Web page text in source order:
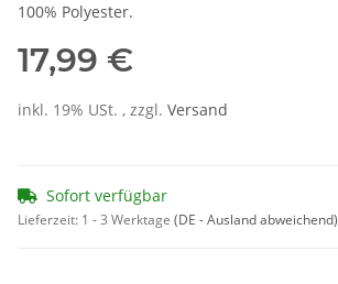
100% Polyester.
17,99 €
inkl. 19% USt. , zzgl. Versand
Sofort verfügbar
Lieferzeit: 1 - 3 Werktage (DE - Ausland abweichend)